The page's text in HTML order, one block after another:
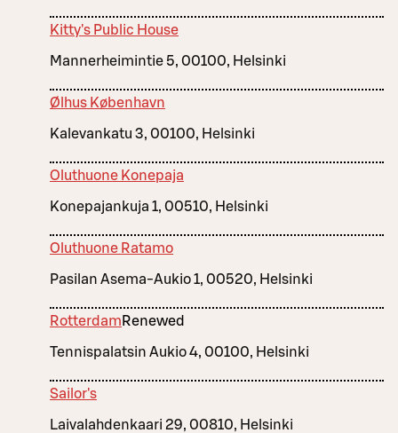
Kitty's Public House
Mannerheimintie 5, 00100, Helsinki
Ølhus København
Kalevankatu 3, 00100, Helsinki
Oluthuone Konepaja
Konepajankuja 1, 00510, Helsinki
Oluthuone Ratamo
Pasilan Asema-Aukio 1, 00520, Helsinki
Rotterdam Renewed
Tennispalatsin Aukio 4, 00100, Helsinki
Sailor's
Laivalahdenkaari 29, 00810, Helsinki